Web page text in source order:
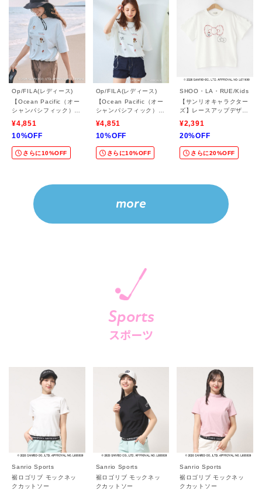
Op/FILA(レディース)
【Ocean Pacific（オー
シャンパシフィック）×
Tシャツ
¥4,851
10%OFF
さらに10%OFF
Op/FILA(レディース)
【Ocean Pacific（オー
シャンパシフィック）×
Tシャツ
¥4,851
10%OFF
さらに10%OFF
SHOO・LA・RUE/Kids
【サンリオキャラクター
ズ】レースアップデザイ
¥2,391
20%OFF
さらに20%OFF
more
Sports
スポーツ
Sanrio Sports
裾ロゴリブ モックネッ
クカットソー
Sanrio Sports
裾ロゴリブ モックネッ
クカットソー
Sanrio Sports
裾ロゴリブ モックネッ
クカットソー